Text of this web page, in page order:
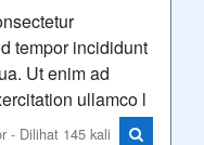
tempor incididunt
Ut enim ad
ullamco l
- Dilihat 145 kali